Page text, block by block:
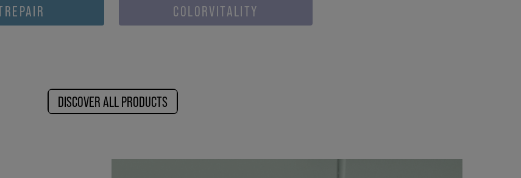
COLORVITALITY
DISCOVER ALL PRODUCTS